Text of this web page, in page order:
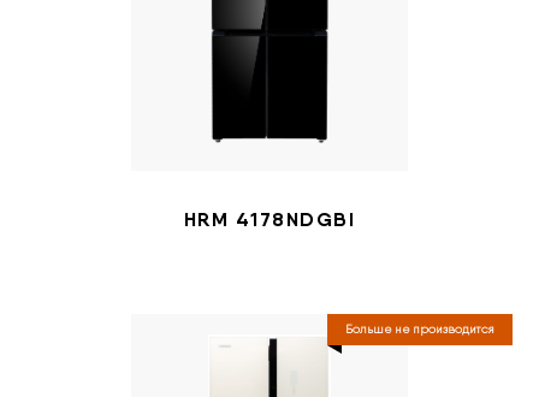
HRM 4178NDGBI
Больше не производится